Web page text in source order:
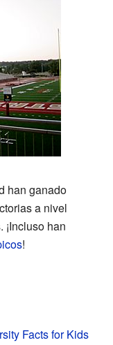
han ganado
a nivel
han
!
Facts for Kids